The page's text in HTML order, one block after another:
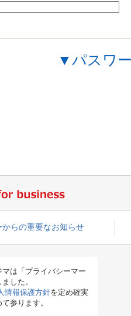
▼パスワ
からの重要なお知らせ
は「プライバシーマー
した。
情報保護方針を定め確実
参ります。